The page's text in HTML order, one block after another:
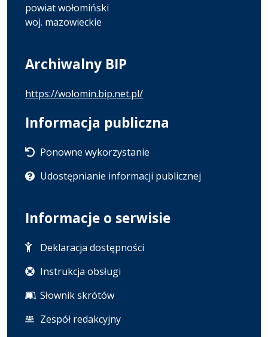
powiat wołomiński
woj. mazowieckie
Archiwalny BIP
https://wolomin.bip.net.pl/
Informacja publiczna
Ponowne wykorzystanie
Udostępnianie informacji publicznej
Informacje o serwisie
Deklaracja dostępności
Instrukcja obsługi
Słownik skrótów
Zespół redakcyjny